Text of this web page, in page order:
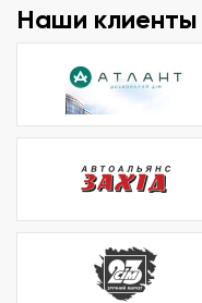
Наши клиенты